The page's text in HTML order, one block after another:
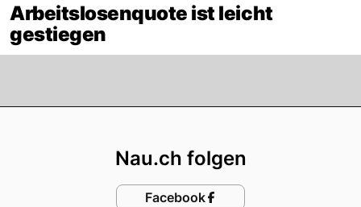
Arbeitslosenquote ist leicht
gestiegen
Nau.ch folgen
Facebook